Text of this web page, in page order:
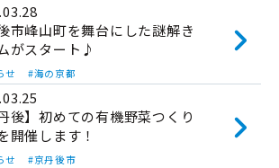
市峰山町を舞台にした謎解き
がスタート♪
せ #海の京都
後】初めての有機野菜つくり
開催します！
せ #京丹後市